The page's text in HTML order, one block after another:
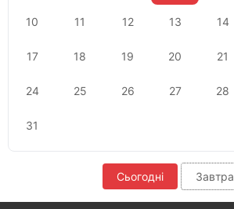
10 11 12 13 14
17 18 19 20 21
24 25 26 27 28
31
Сьогодні Завтра